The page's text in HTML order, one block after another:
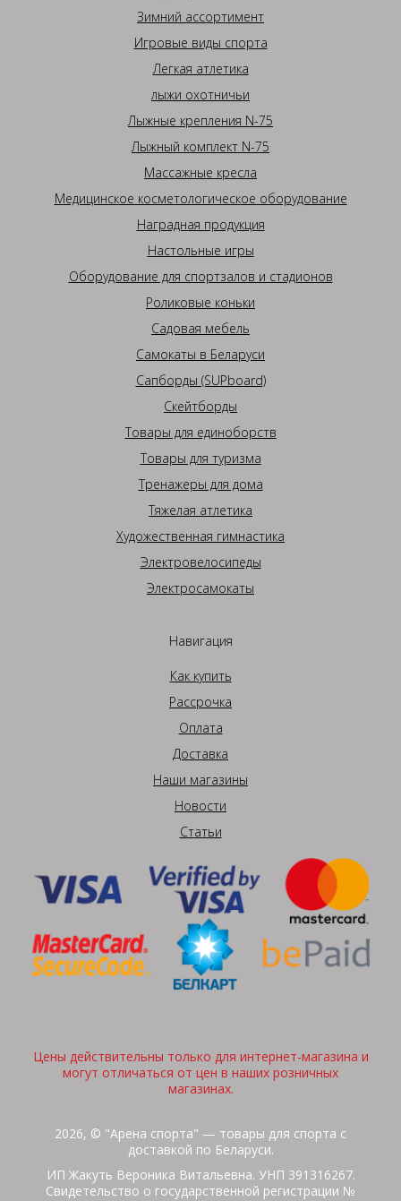
Зимний ассортимент
Игровые виды спорта
Легкая атлетика
лыжи охотничьи
Лыжные крепления N-75
Лыжный комплект N-75
Массажные кресла
Медицинское косметологическое оборудование
Наградная продукция
Настольные игры
Оборудование для спортзалов и стадионов
Роликовые коньки
Садовая мебель
Самокаты в Беларуси
Сапборды (SUPboard)
Скейтборды
Товары для единоборств
Товары для туризма
Тренажеры для дома
Тяжелая атлетика
Художественная гимнастика
Электровелосипеды
Электросамокаты
Навигация
Как купить
Рассрочка
Оплата
Доставка
Наши магазины
Новости
Статьи
Цены действительны только для интернет-магазина и
могут отличаться от цен в наших розничных
магазинах.
2026, © "Арена спорта" — товары для спорта с
доставкой по Беларуси.
ИП Жакуть Вероника Витальевна. УНП 391316267.
Свидетельство о государственной регистрации №